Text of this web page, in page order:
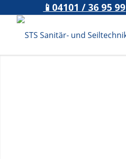
📱04101 / 36 95 99